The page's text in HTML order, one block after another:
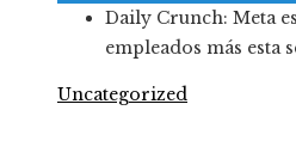
Daily Crunch: Meta
empleados más esta
Uncategorized